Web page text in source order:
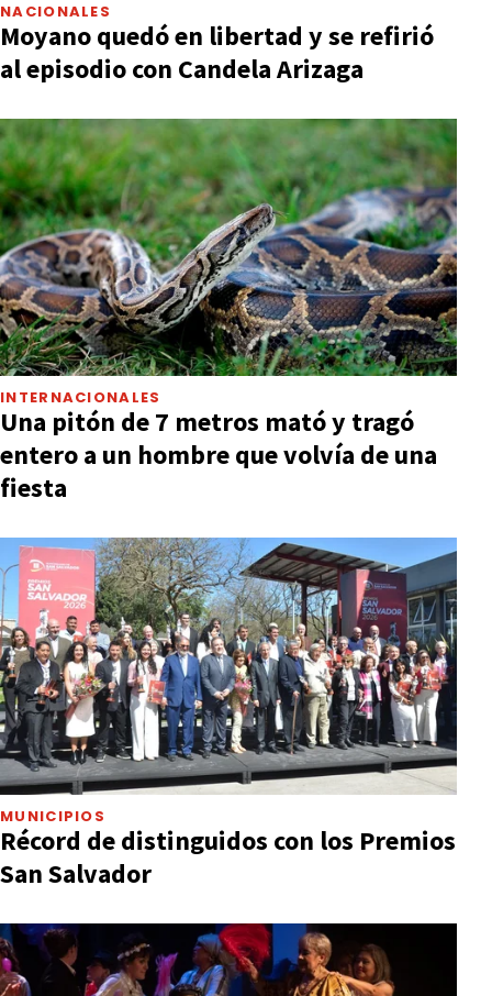
NACIONALES
Moyano quedó en libertad y se refirió
al episodio con Candela Arizaga
INTERNACIONALES
Una pitón de 7 metros mató y tragó
entero a un hombre que volvía de una
fiesta
MUNICIPIOS
Récord de distinguidos con los Premios
San Salvador